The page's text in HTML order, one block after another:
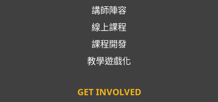
講師陣容
線上課程
課程開發
教學遊戲化
GET INVOLVED